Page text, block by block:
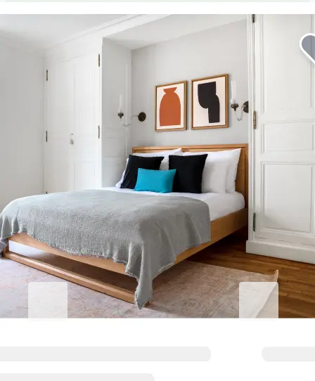
Cardiff 숙박 만족도 높이기